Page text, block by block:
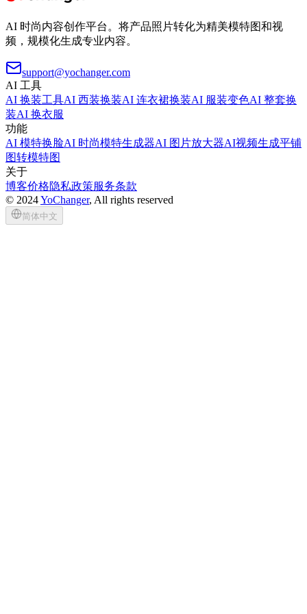
AI 时尚内容创作平台。将产品照片转化为精美模特图和视
频，规模化生成专业内容。
support@yochanger.com
AI 工具
AI 换装工具AI 西装换装AI 连衣裙换装AI 服装变色AI 整套换
装AI 换衣服
功能
AI 模特换脸AI 时尚模特生成器AI 图片放大器AI视频生成平铺
图转模特图
关于
博客价格隐私政策服务条款
© 2024YoChanger, All rights reserved
简体中文